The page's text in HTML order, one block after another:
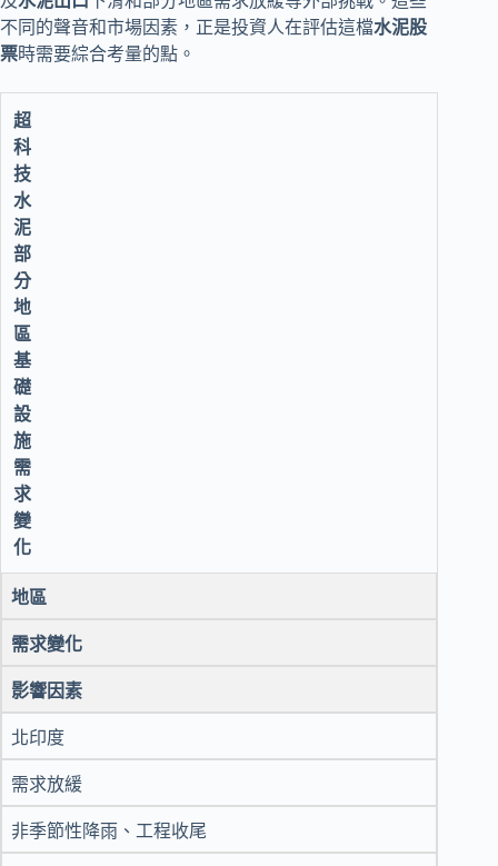
不同的聲音和市場因素，正是投資人在評估這檔水泥股
票時需要綜合考量的點。
超
科
技
水
泥
部
分
地
區
基
礎
設
施
需
求
變
化
地區
需求變化
影響因素
北印度
需求放緩
非季節性降雨、工程收尾